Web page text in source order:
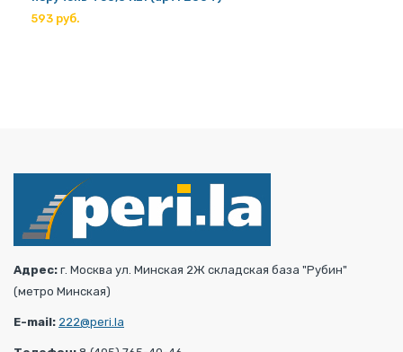
593 руб.
Адрес: г. Москва ул. Минская 2Ж складская база "Рубин"
(метро Минская)
E-mail: 222@peri.la